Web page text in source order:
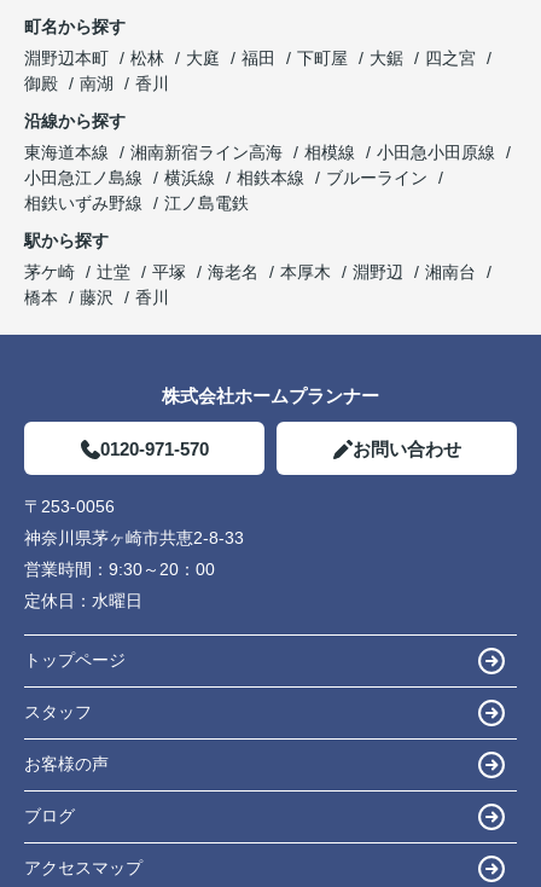
町名から探す
淵野辺本町
松林 大庭 福田 下町屋 大鋸
四之宮
御殿
南湖
香川
沿線から探す
東海道本線
湘南新宿ライン高海 相模線
小田急小田原線
小田急江ノ島線
横浜線 相鉄本線
ブルーライン
相鉄いずみ野線
江ノ島電鉄
駅から探す
茅ケ崎
辻堂 平塚 海老名 本厚木 淵野辺
湘南台
橋本
藤沢 香川
株式会社ホームプランナー
0120-971-570 お問い合わせ
〒253-0056
神奈川県茅ヶ崎市共恵2-8-33
営業時間： 9:30～20：00
定休日： 水曜日
トップページ
スタッフ
お客様の声
ブログ
アクセスマップ